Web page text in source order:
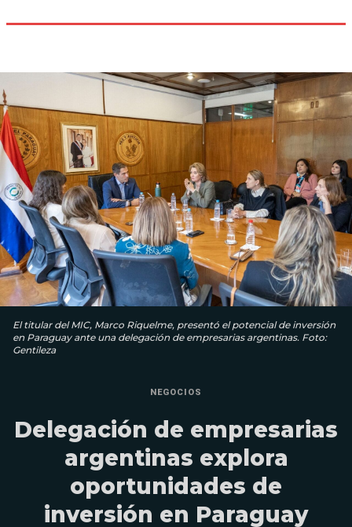
El titular del MIC, Marco Riquelme, presentó el potencial de inversión
en Paraguay ante una delegación de empresarias argentinas. Foto:
Gentileza
NEGOCIOS
Delegación de empresarias
argentinas explora
oportunidades de
inversión en Paraguay